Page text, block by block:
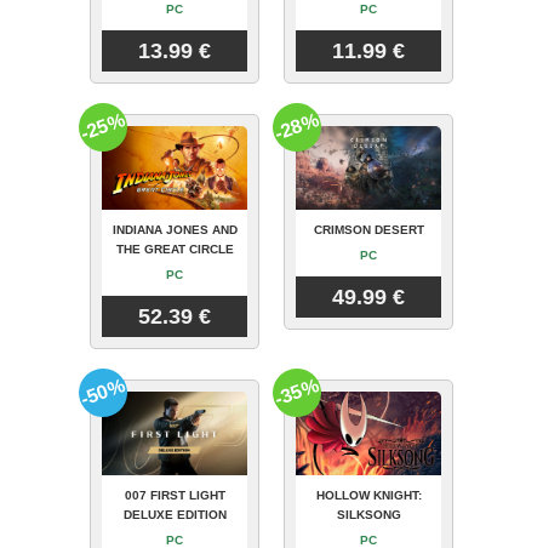
PC
13.99 €
PC
11.99 €
INDIANA JONES AND
THE GREAT CIRCLE
PC
52.39 €
-25%
CRIMSON DESERT
PC
49.99 €
-28%
007 FIRST LIGHT
DELUXE EDITION
PC
-50%
HOLLOW KNIGHT:
SILKSONG
PC
-35%